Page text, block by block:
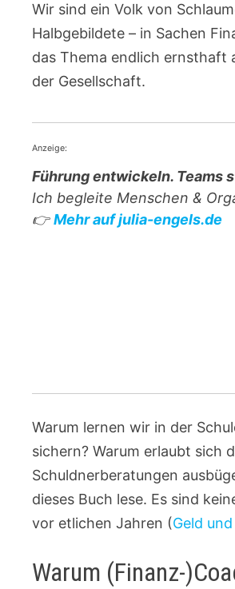
Wir sind ein Volk von
Halbgebildete – in Sachen
das Thema endlich ernsthaft
der Gesellschaft.
Anzeige:
Führung entwickeln. Teams
Ich begleite Menschen &
👉Mehr auf julia-engels.de
Warum lernen wir in der
sichern? Warum erlaubt sich
Schuldnerberatungen
dieses Buch lese. Es sind
vor etlichen Jahren (Geld
Warum (Finanz-